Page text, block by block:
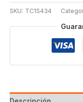
SOLDABLE
T304
3/4
SKU: TC1S434